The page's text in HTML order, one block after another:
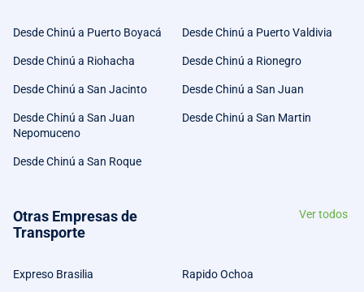
Desde Chinú a Puerto Boyacá Desde Chinú a Puerto Valdivia
Desde Chinú a Riohacha Desde Chinú a Rionegro
Desde Chinú a San Jacinto Desde Chinú a San Juan
Desde Chinú a San Juan
Nepomuceno
Desde Chinú a San Martin
Desde Chinú a San Roque
Otras Empresas de
Transporte
Ver todos
Expreso Brasilia Rapido Ochoa